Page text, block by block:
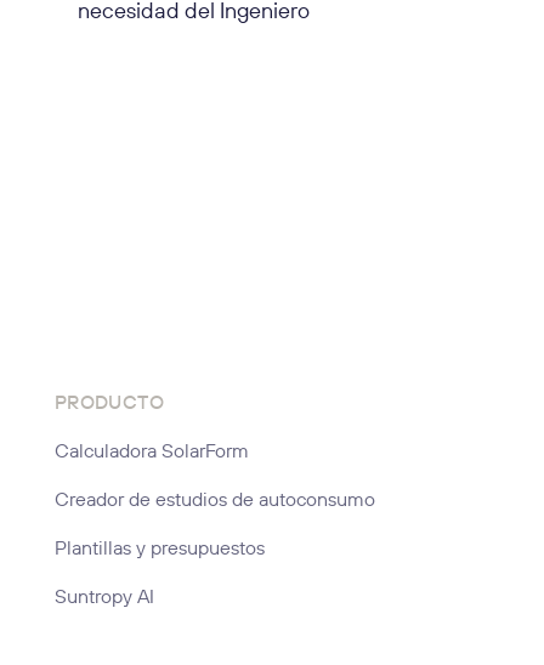
necesidad del Ingeniero
PRODUCTO
Calculadora SolarForm
Creador de estudios de autoconsumo
Plantillas y presupuestos
Suntropy AI